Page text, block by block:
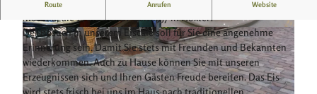
© Loretta Ben-Romdhane © Loretta Ben-Romdhane
Route Anrufen Website
Mosena, die 1., die Beste! Seit 1957 in Höxter!
Der Besuch in unserem Eiscafé soll für Sie eine angenehme
Erinnerung sein. Damit Sie stets mit Freunden und Bekannten
wiederkommen. Auch zu Hause können Sie mit unseren
Erzeugnissen sich und Ihren Gästen Freude bereiten. Das Eis
wird stets frisch bei uns im Haus nach traditionellen